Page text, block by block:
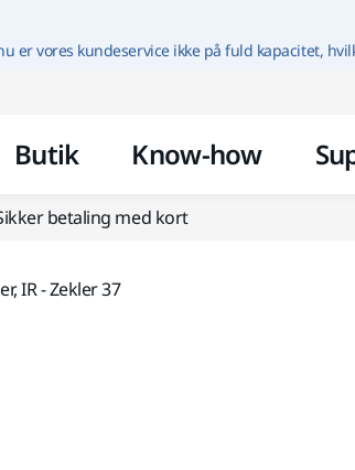
er vores kundeservice ikke på fuld kapacitet,
Butik Know-how
betaling med kort
IR - Zekler 37